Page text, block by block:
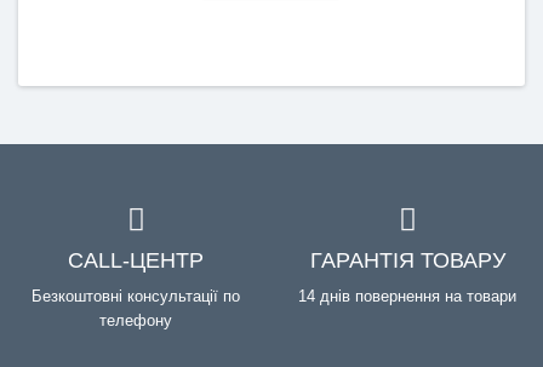
CALL-ЦЕНТР
Безкоштовні консультації по
телефону
ГАРАНТІЯ ТОВАРУ
14 днів повернення на товари